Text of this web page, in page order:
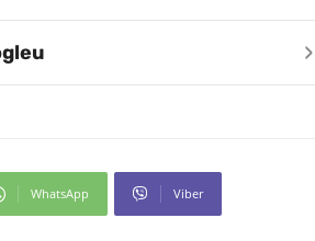
›
WhatsApp Viber